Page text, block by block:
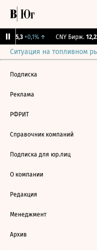
115,3 +0,1%↑ CNY Бирж.
Ситуация на топливном
Подписка
Реклама
РФРИТ
Справочник компаний
Подписка для юр.лиц
О компании
Редакция
Менеджмент
Архив